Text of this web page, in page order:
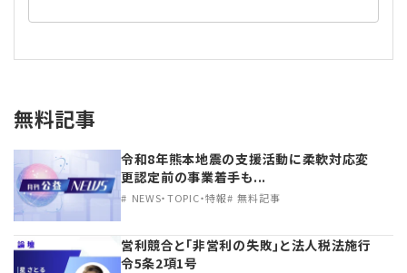
無料記事
令和8年熊本地震の支援活動に柔軟対応変
更認定前の事業着手も...
NEWS・TOPIC・特報 無料記事
営利競合と｢非営利の失敗｣と法人税法施行
令5条2項1号